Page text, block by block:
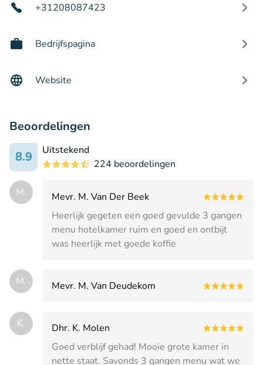
+31208087423
Bedrijfspagina
Website
Beoordelingen
8.9
Uitstekend
224 beoordelingen
M.
Mevr. M. Van Der Beek
Heerlijk gegeten een goed gevulde 3 gangen
menu hotelkamer ruim en goed en ontbijt
was heerlijk met goede koffie
M. Mevr. M. Van Deudekom
K.
Dhr. K. Molen
Goed verblijf gehad! Mooie grote kamer in
nette staat. Savonds 3 gangen menu wat we